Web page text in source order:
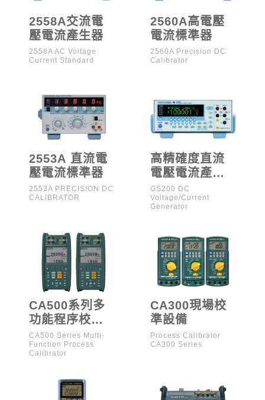
2558A交流電
壓電流產生器
2558A AC Voltage
Current Standard
2560A高電壓
電流標準器
2560A Precision DC
Calibrator
2553A 直流電
壓電流標準器
2553A PRECISION DC
CALIBRATOR
高精確度直流
電壓電流產生
器
GS200 DC
Voltage/Current
Generator
CA500系列多
功能程序校正
器
CA500 Series Multi-
Function Process
Calibrator
CA300現場校
準設備
Process Calibrator
CA300 Series